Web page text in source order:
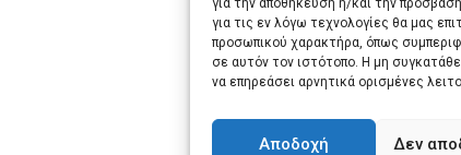
για την αποθήκευση ή/και την
για τις εν λόγω τεχνολογίες θα μας
προσωπικού χαρακτήρα, όπως
σε αυτόν τον ιστότοπο. Η μη
να επηρεάσει αρνητικά ορισμένες
Αποδοχή Δεν
via